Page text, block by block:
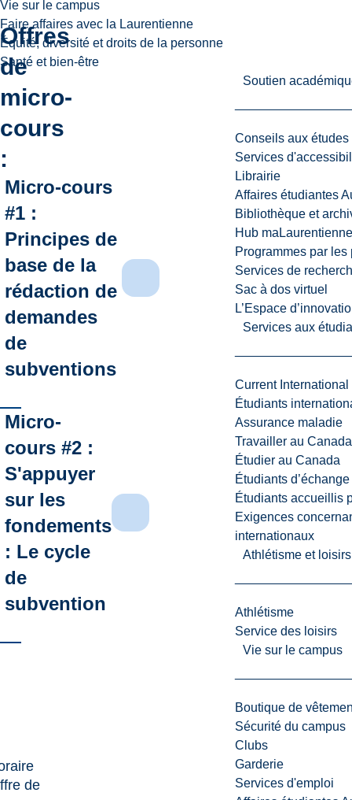
Vie sur le campus
Faire affaires avec la Laurentienne
Équité, diversité et droits de la personne
Santé et bien-être
Soutien
Conseils aux études
Services
Librairie
Affaires étudiantes
Bibliothèque et
Hub maLaurentienne
Programmes par les
Services de
Sac à dos virtuel
L’Espace
Services aux
Current International
Étudiants
Assurance maladie
Travailler au Canada
Étudier au Canada
Étudiants
Étudiants accueillis
Exigences
internationaux
Athlétisme et
Athlétisme
Service des loisirs
Vie sur le campus
Boutique de
Sécurité du campus
Clubs
Garderie
Services d'emploi
Offres
de
micro-
cours
:
Micro-cours
#1 :
Principes de
base de la
rédaction de
demandes
de
subventions
Micro-
cours #2 :
S'appuyer
sur les
fondements
: Le cycle
de
subvention
de